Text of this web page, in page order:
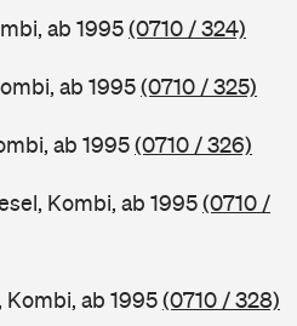
ab 1995(0710 / 324)
ab 1995(0710 / 325)
ab 1995(0710 / 326)
Kombi, ab 1995(0710 /
Kombi, ab 1995(0710 / 328)